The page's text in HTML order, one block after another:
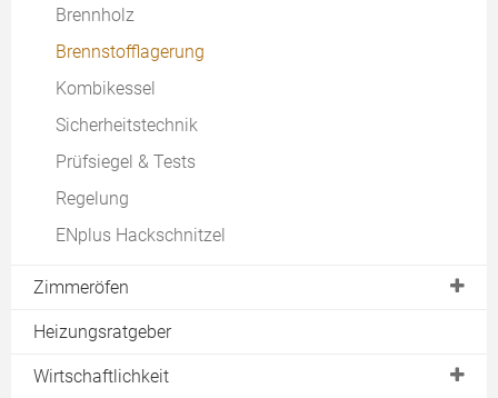
Emissionen
Umweltbilanz
Marktsituation
Feststoffheizung
Regelung
Brennholz
Brennstofflagerung
Kombikessel
Sicherheitstechnik
Prüfsiegel & Tests
Regelung
ENplus Hackschnitzel
Zimmeröfen
Kaminofen
Kachelofen
Heizungsratgeber
Wirtschaftlichkeit